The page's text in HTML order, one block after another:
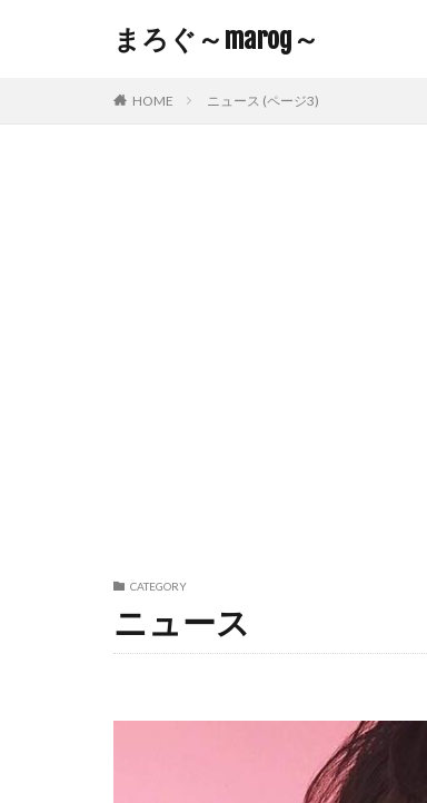
まろぐ～marog～
HOME ニュース (ページ3)
CATEGORY
ニュース